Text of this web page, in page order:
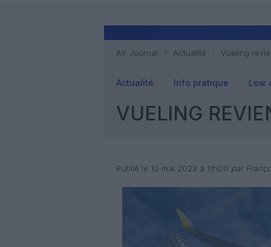
Air Journal Actualité Vueling
Actualité Info pratique Low
VUELING
Publié le 10 mai 2023 à 11h00 par